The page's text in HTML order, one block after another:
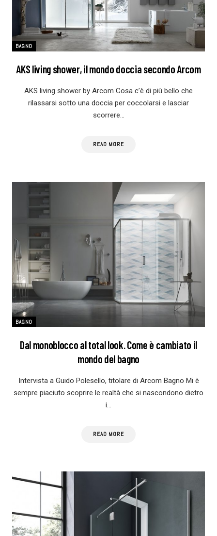
BAGNO
AKS living shower, il mondo doccia secondo Arcom
AKS living shower by Arcom Cosa c’è di più bello che
rilassarsi sotto una doccia per coccolarsi e lasciar
scorrere…
READ MORE
BAGNO
Dal monoblocco al total look. Come è cambiato il
mondo del bagno
Intervista a Guido Polesello, titolare di Arcom Bagno Mi è
sempre piaciuto scoprire le realtà che si nascondono dietro
i…
READ MORE